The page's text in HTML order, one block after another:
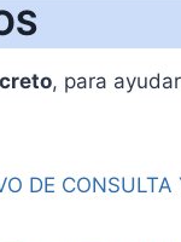
, para
DE